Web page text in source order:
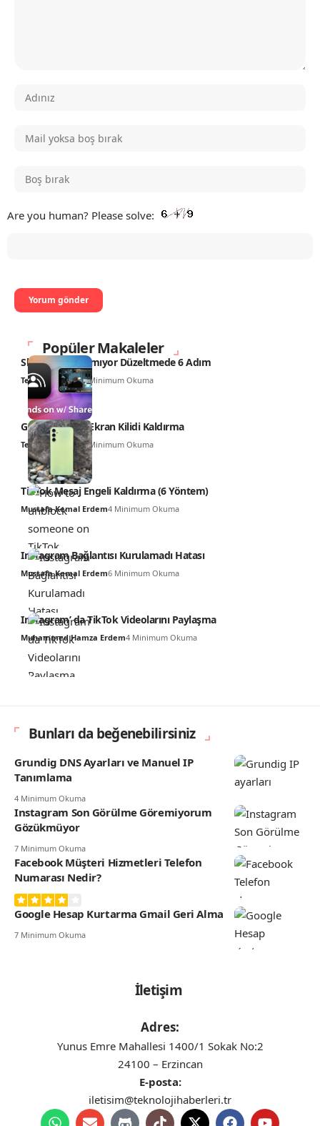
Are you human? Please solve:
Popüler Makaleler
SharePlay Çalışmıyor Düzeltmede 6 Adım
Teknoloji Haber6 Minimum Okuma
Galaxy A34 5G Ekran Kilidi Kaldırma
Teknoloji Haber5 Minimum Okuma
TikTok Mesaj Engeli Kaldırma (6 Yöntem)
Mustafa Kemal Erdem4 Minimum Okuma
Instagram Bağlantısı Kurulamadı Hatası
Mustafa Kemal Erdem6 Minimum Okuma
Instagram’ da TikTok Videolarını Paylaşma
Muhammed Hamza Erdem4 Minimum Okuma
Bunları da beğenebilirsiniz
Grundig DNS Ayarları ve Manuel IP
Tanımlama
4 Minimum Okuma
Instagram Son Görülme Göremiyorum
Gözükmüyor
7 Minimum Okuma
Facebook Müşteri Hizmetleri Telefon
Numarası Nedir?
Google Hesap Kurtarma Gmail Geri Alma
7 Minimum Okuma
İletişim
Adres:
Yunus Emre Mahallesi 1400/1 Sokak No:2
24100 – Erzincan
E-posta:
iletisim@teknolojihaberleri.tr